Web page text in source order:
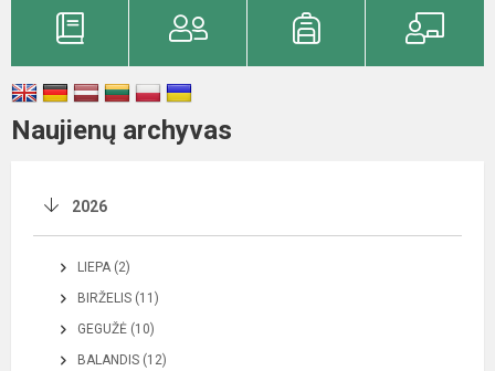
Naujienų archyvas
2026
LIEPA (2)
BIRŽELIS (11)
GEGUŽĖ (10)
BALANDIS (12)